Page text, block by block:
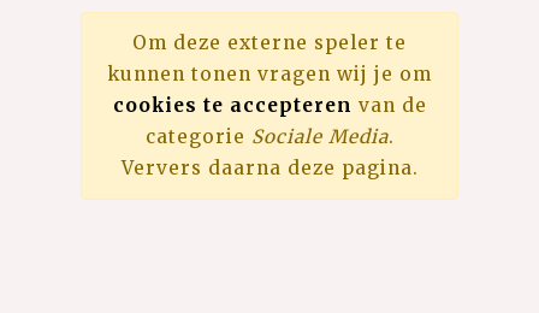
Om deze externe speler te
kunnen tonen vragen wij je om
cookies te accepteren van de
categorie Sociale Media.
Ververs daarna deze pagina.